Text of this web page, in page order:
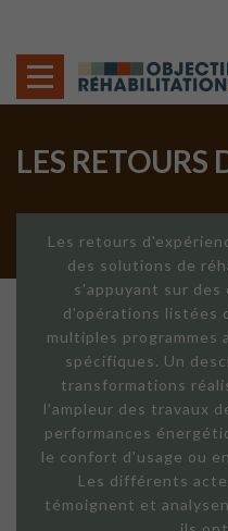
LES RETOURS
Les retours
des solutions de
s'appuyant sur des
d'opérations listées
multiples
spécifiques. Un
transformations
l'ampleur des travaux
performances
le confort d'usage ou
Les différents
témoignent et